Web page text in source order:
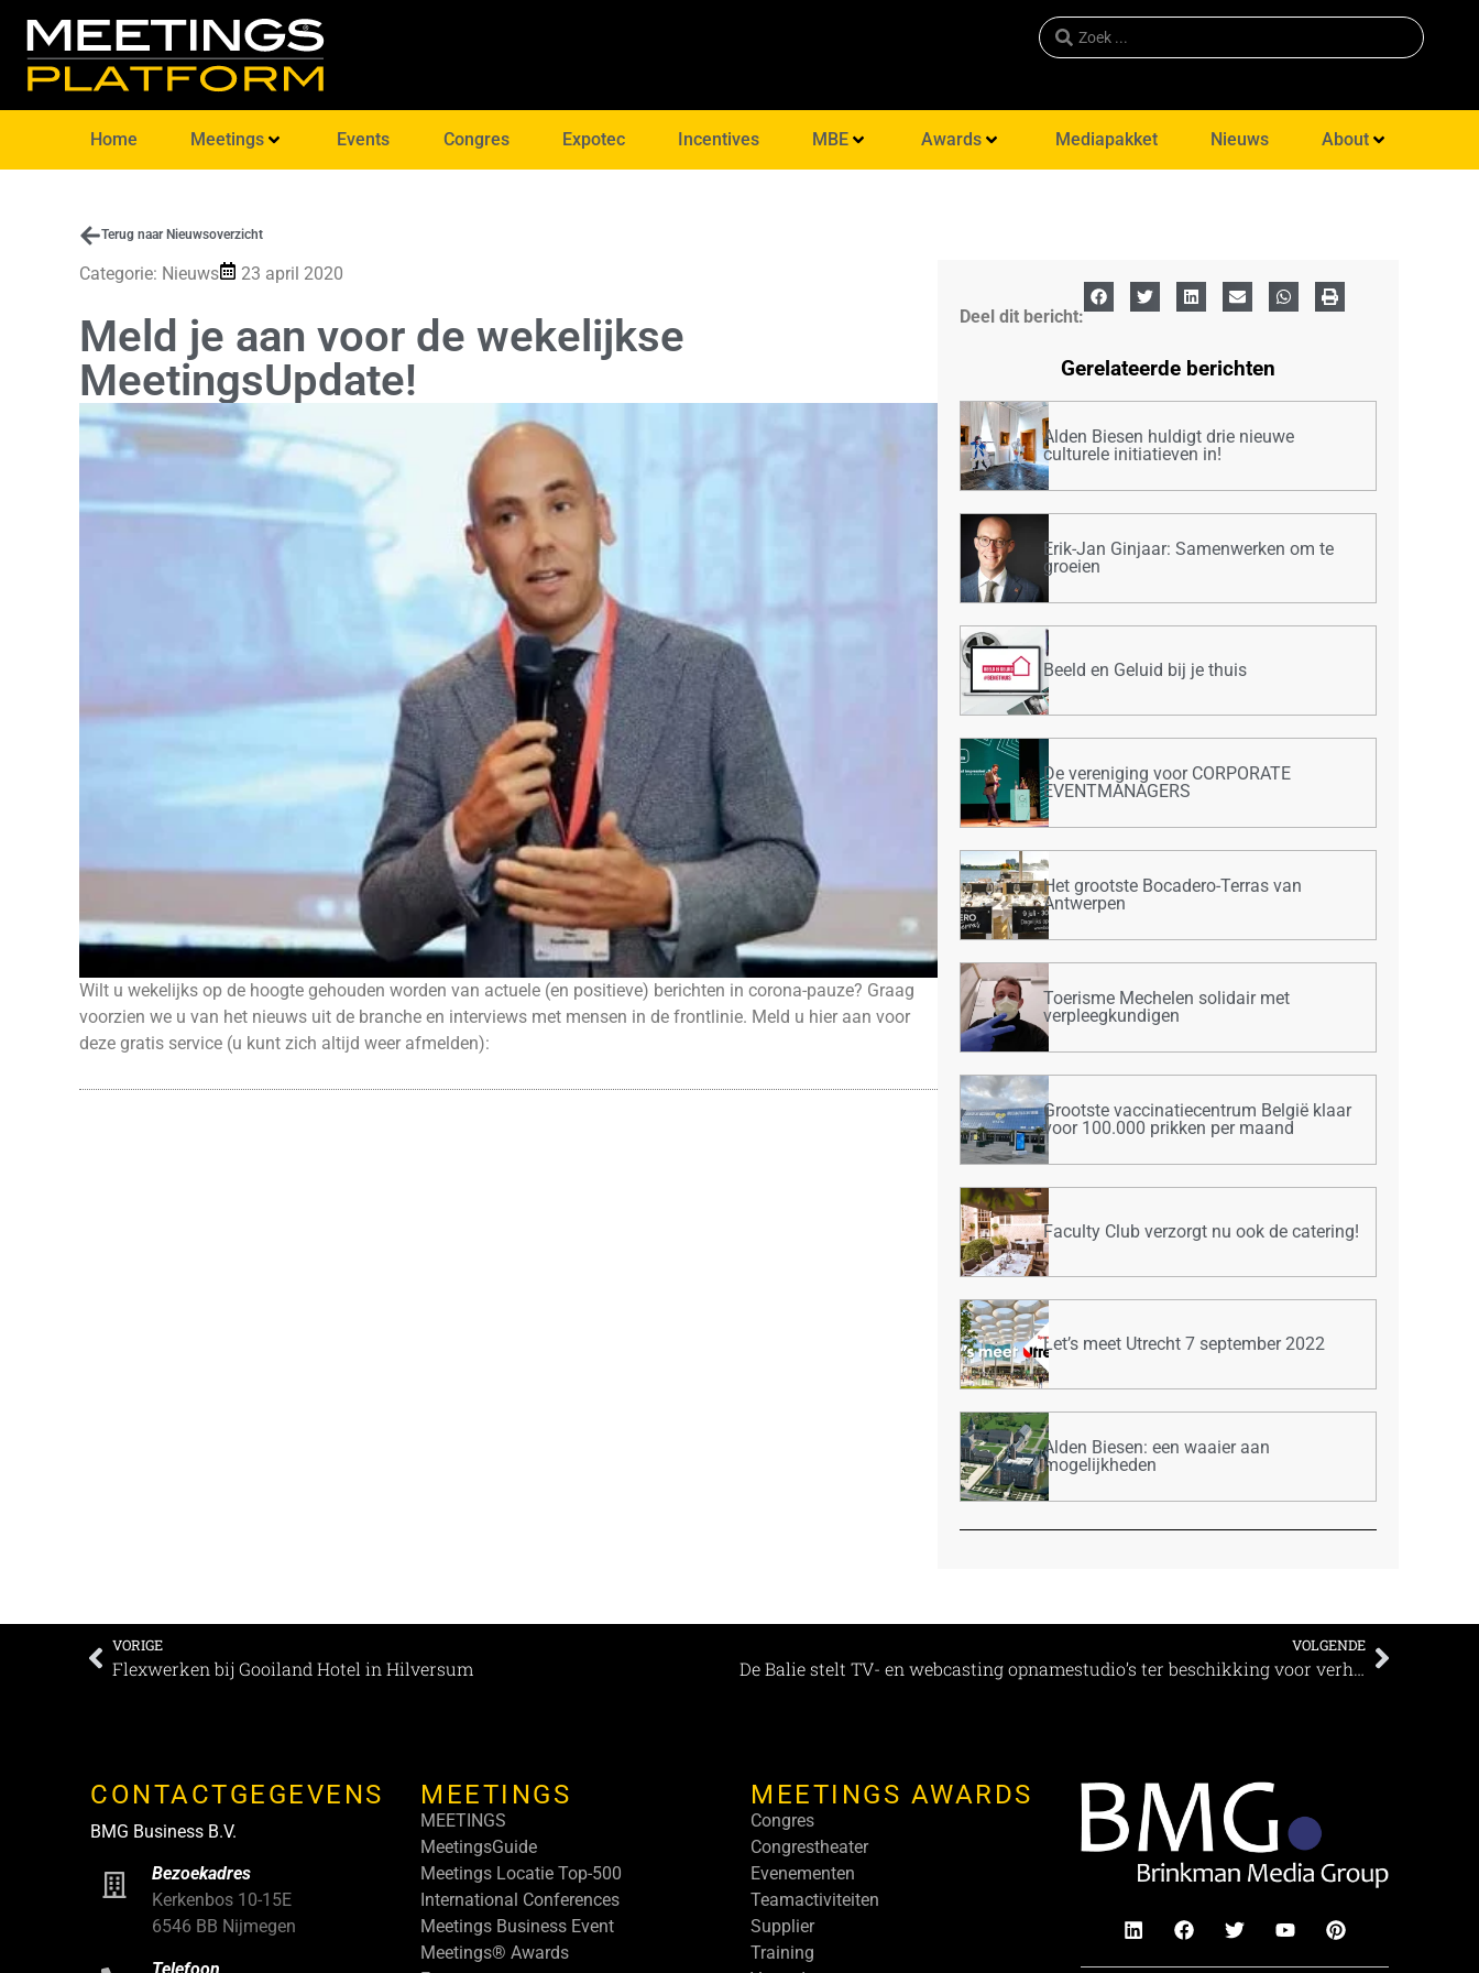
Home Meetings Events Congres Expotec Incentives MBE Awards Mediapakket Nieuws About
Terug naar Nieuwsoverzicht
Categorie: Nieuws 23 april 2020
Meld je aan voor de wekelijkse
MeetingsUpdate!
Wilt u wekelijks op de hoogte gehouden worden van actuele (en positieve) berichten in corona-pauze? Graag
voorzien we u van het nieuws uit de branche en interviews met mensen in de frontlinie. Meld u hier aan voor
deze gratis service (u kunt zich altijd weer afmelden):
Deel dit bericht:
Gerelateerde berichten
Alden Biesen huldigt drie nieuwe
culturele initiatieven in!
Erik-Jan Ginjaar: Samenwerken om te
groeien
Beeld en Geluid bij je thuis
De vereniging voor CORPORATE
EVENTMANAGERS
Het grootste Bocadero-Terras van
Antwerpen
Toerisme Mechelen solidair met
verpleegkundigen
Grootste vaccinatiecentrum België klaar
voor 100.000 prikken per maand
Faculty Club verzorgt nu ook de catering!
Let’s meet Utrecht 7 september 2022
Alden Biesen: een waaier aan
mogelijkheden
VORIGE
Flexwerken bij Gooiland Hotel in Hilversum
VOLGENDE
De Balie stelt TV- en webcasting opnamestudio’s ter beschikking voor verhuur
CONTACTGEGEVENS
BMG Business B.V.
Bezoekadres
Kerkenbos 10-15E
6546 BB Nijmegen
Telefoon
MEETINGS
MEETINGS
MeetingsGuide
Meetings Locatie Top-500
International Conferences
Meetings Business Event
Meetings® Awards
MEETINGS AWARDS
Congres
Congrestheater
Evenementen
Teamactiviteiten
Supplier
Training